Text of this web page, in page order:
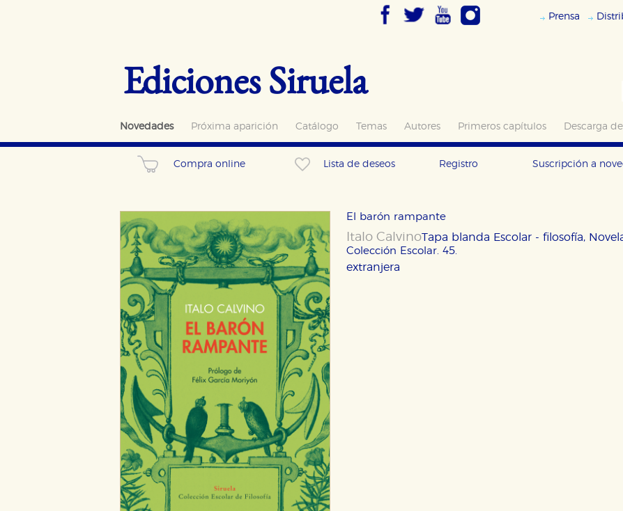
Prensa
Ediciones Siruela
Novedades Próxima aparición Catálogo Temas Autores Primeros capítulos Descarga
Compra online Lista de deseos Registro Suscripción a
El barón rampante
Italo Calvino
Colección Escolar. 45.
Tapa blanda Escolar - filosofía,
extranjera